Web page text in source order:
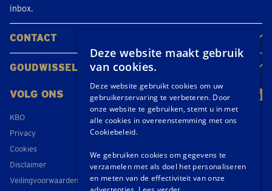
inbox.
CONTACT
Neem contact op
Maak een afspraak
Locaties
GOUDWISSELKANTOOR
VOLG ONS
KBO
Privacy
Cookies
Disclaimer
Veilingvoorwaarden
Deze website maakt gebruik
van cookies.
Deze website gebruikt cookies om uw
gebruikerservaring te verbeteren. Door
onze website te gebruiken, stemt u in met
alle cookies in overeenstemming met ons
Cookiebeleid.
We gebruiken cookies om gegevens te
verzamelen met als doel het personaliseren
en meten van de effectiviteit van onze